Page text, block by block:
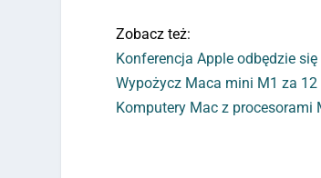
Zobacz też:
Konferencja Apple odbędzie
Wypożycz Maca mini M1 za
Komputery Mac z